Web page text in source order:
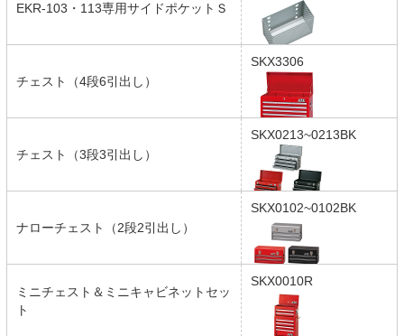
EKR-103・113専用サイドポケットＳ
チェスト（4段6引出し）
SKX3306
チェスト（3段3引出し）
SKX0213~0213BK
ナローチェスト（2段2引出し）
SKX0102~0102BK
ミニチェスト＆ミニキャビネットセッ
ト
SKX0010R